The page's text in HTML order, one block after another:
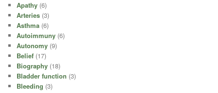
Apathy (6)
Arteries (3)
Asthma (6)
Autoimmuny (6)
Autonomy (9)
Belief (17)
Biography (18)
Bladder function (3)
Bleeding (3)